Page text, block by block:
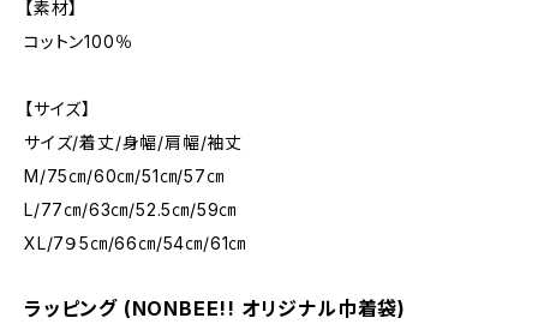
【素材】
コットン100％
【サイズ】
サイズ/着丈/身幅/肩幅/袖丈
M/75㎝/60㎝/51㎝/57㎝
L/77㎝/63㎝/52.5㎝/59㎝
XL/7９5㎝/66㎝/54㎝/61㎝
ラッピング (NONBEE!! オリジナル巾着袋)